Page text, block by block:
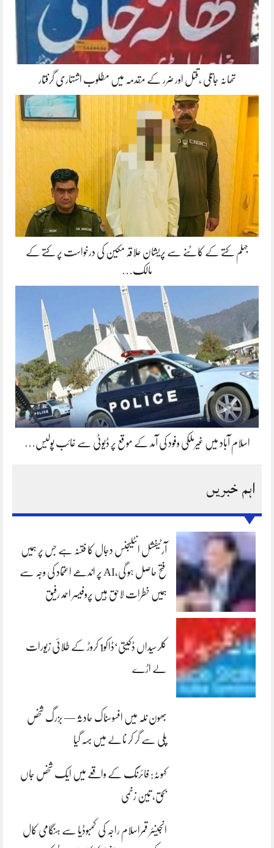
تھانہ جاتلی ،قتل اور ضرر کے مقدمہ میں مطلوب اشتہاری گرفتار
جہلم کتے کے کاٹنے سے پریشان علاقہ مکین کی درخواست پر کتے کے
مالک…
اسلام آباد میں غیرملکی وفود کی آمد کے موقع پر ڈیوٹی سے غائب پولیس…
اہم خبریں
آرٹیفشل انٹلیجنس دجال کا فتنہ ہے جس پر ہمیں
فتح حاصل ہو گی،AI پر اندھے اعتماد کی وجہ سے
ہمیں خطرات لاحق ہیں پروفیسر احمد رفیق
کلرسیداں ڈکیتی‘ڈاکو1 کروڑ کے طلائی زیورات
لے اڑے
بھون نلہ میں افسوسناک حادثہ — بزرگ شخص
پلی سے گر کر نالے میں بہہ گیا
کہوٹہ: فائرنگ کے واقعے میں ایک شخص جاں
بحق، تین زخمی
انجینئر قمراسلام راجہ کی کمبوڈیا سے ہنگامی کال